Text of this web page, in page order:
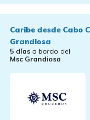
Caribe desde Cabo
Grandiosa
5 días a bordo del
Msc Grandiosa